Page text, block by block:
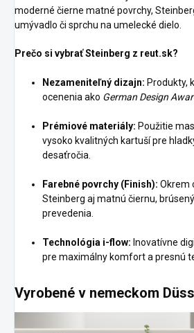
moderné čierne matné povrchy,
umývadlo či sprchu na umelecké dielo.
Prečo si vybrať Steinberg z reut.sk?
Nezameniteľný dizajn: Produkty,
ocenenia ako German Design
Prémiové materiály: Použitie
vysoko kvalitných kartuší pre
desaťročia.
Farebné povrchy (Finish): Okrem
Steinberg aj matnú čiernu,
prevedenia.
Technológia i-flow: Inovatívne
pre maximálny komfort a presnú
Vyrobené v nemeckom